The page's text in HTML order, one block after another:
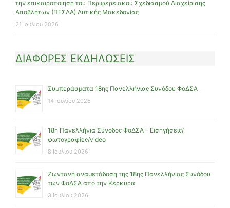
την επικαιροποίηση του Περιφερειακού Σχεδιασμού Διαχείρισης
Αποβλήτων (ΠΕΣΔΑ) Δυτικής Μακεδονίας
21 Ιουλίου 2026
ΔΙΑΦΟΡΕΣ ΕΚΔΗΛΩΣΕΙΣ
Συμπεράσματα 18ης Πανελλήνιας Συνόδου ΦοΔΣΑ
14 Ιουλίου 2026
18η Πανελλήνια Σύνοδος ΦοΔΣΑ – Εισηγήσεις/
φωτογραφίες/video
8 Ιουλίου 2026
Ζωντανή αναμετάδοση της 18ης Πανελλήνιας Συνόδου
των ΦοΔΣΑ από την Κέρκυρα
3 Ιουλίου 2026